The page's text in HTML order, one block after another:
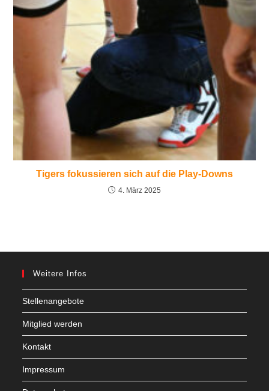
Tigers fokussieren sich auf die Play-Downs
4. März 2025
Weitere Infos
Stellenangebote
Mitglied werden
Kontakt
Impressum